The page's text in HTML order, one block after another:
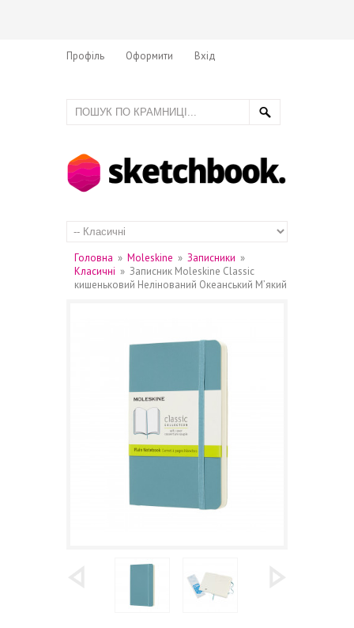
Профіль Оформити Вхід
Головна » Moleskine » Записники »
Класичні » Записник Moleskine Classic
кишеньковий Нелінований Океанський М’який